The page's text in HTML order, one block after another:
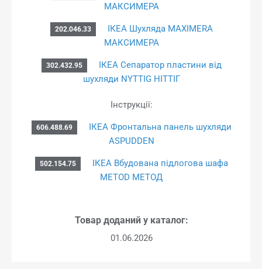
МАКСИМЕРА
202.046.33
ІКЕА Шухляда MAXIMERA
МАКСИМЕРА
302.432.95
ІКЕА Сепаратор пластини від
шухляди NYTTIG НІТТІГ
Інструкції:
606.488.69
ІКЕА Фронтальна панель шухляди
ASPUDDEN
502.154.75
ІКЕА Вбудована підлогова шафа
METOD МЕТОД
Товар доданий у каталог:
01.06.2026